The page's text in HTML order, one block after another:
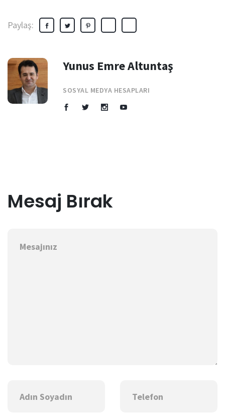
Paylaş:
Yunus Emre Altuntaş
SOSYAL MEDYA HESAPLARI
Mesaj Bırak